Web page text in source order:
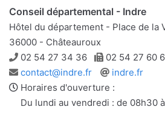
Conseil départemental - Indre
Hôtel du département - Place de
36000 - Châteauroux
Téléphone
02 54 27 34 36 Télécopie
02 54 27 60
Adresse
e-
mail
contact@indre.fr
Site
web
indre.fr
Horaires d'ouverture :
Du lundi au vendredi : de 08h30